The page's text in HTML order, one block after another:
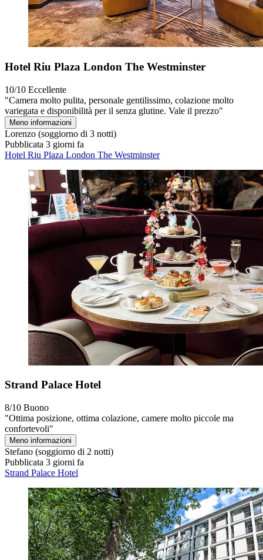
Hotel Riu Plaza London The Westminster
10/10 Eccellente
"Camera molto pulita, personale gentilissimo, colazione molto
variegata e disponibilità per il senza glutine. Vale il prezzo"
Meno informazioni
Lorenzo (soggiorno di 3 notti)
Pubblicata 3 giorni fa
Hotel Riu Plaza London The Westminster
Strand Palace Hotel
8/10 Buono
"Ottima posizione, ottima colazione, camere molto piccole ma
confortevoli"
Meno informazioni
Stefano (soggiorno di 2 notti)
Pubblicata 3 giorni fa
Strand Palace Hotel